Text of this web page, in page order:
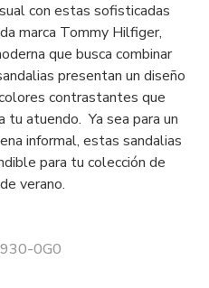
con estas sofisticadas
marca Tommy Hilfiger,
que busca combinar
presentan un diseño
contrastantes que
tu atuendo. Ya sea para un
informal, estas sandalias
para tu colección de
verano.
0G0